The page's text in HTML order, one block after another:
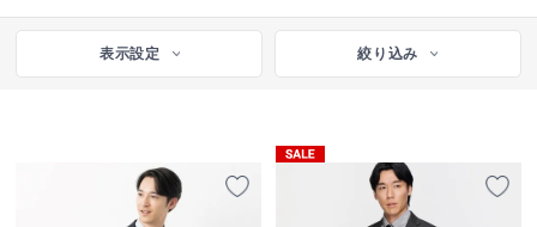
表示設定 絞り込み